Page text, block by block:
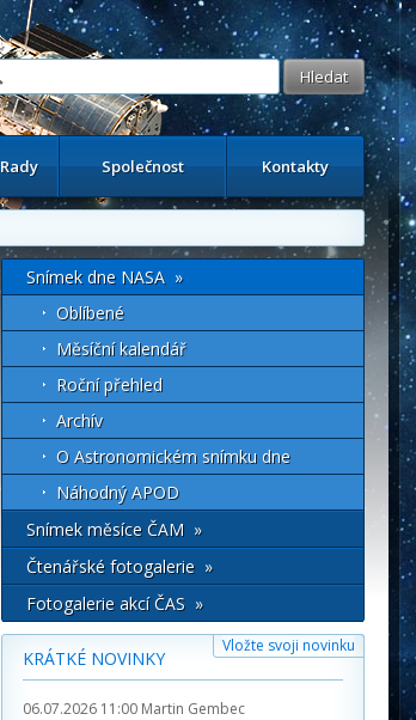
Rady Společnost Kontakty
Snímek dne NASA »
Oblíbené
Měsíční kalendář
Roční přehled
Archív
O Astronomickém snímku dne
Náhodný APOD
Snímek měsíce ČAM »
Čtenářské fotogalerie »
Fotogalerie akcí ČAS »
Vložte svoji novinku
KRÁTKÉ NOVINKY
06.07.2026 11:00 Martin Gembec